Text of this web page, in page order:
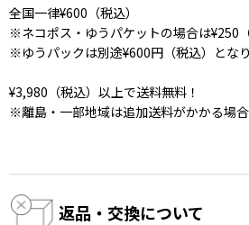
全国一律¥600（税込）
※ネコポス・ゆうパケットの場合は¥250
※ゆうパックは別途¥600円（税込）となり
¥3,980（税込）以上で送料無料！
※離島・一部地域は追加送料がかかる場合
返品・交換について